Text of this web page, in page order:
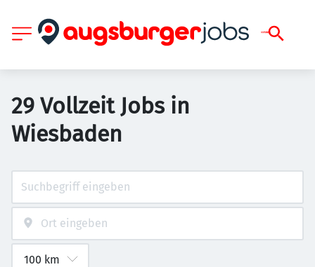
29 Vollzeit Jobs in
Wiesbaden